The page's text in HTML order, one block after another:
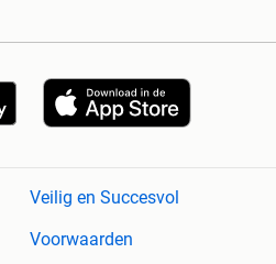
Veilig en Succesvol
Voorwaarden